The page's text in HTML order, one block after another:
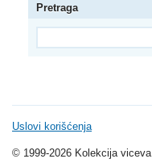
Pretraga
Uslovi korišćenja
© 1999-2026 Kolekcija viceva